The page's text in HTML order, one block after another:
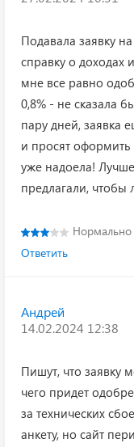
Подавала заявку
справку о доходах
мне все равно
0,8% - не сказала
пару дней, заявка
и просят
уже надоела!
предлагали, чтобы
Нормально
Ответить
Андрей
14.02.2024 12:38
Пишут, что заявку
чего придет
за технических
анкету, но сайт